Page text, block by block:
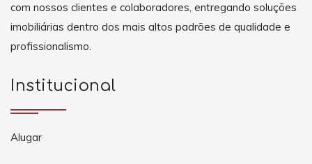
com nossos clientes e colaboradores, entregando soluções
imobiliárias dentro dos mais altos padrões de qualidade e
profissionalismo.
Institucional
Alugar